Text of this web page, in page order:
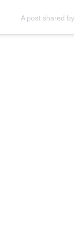
A post shared